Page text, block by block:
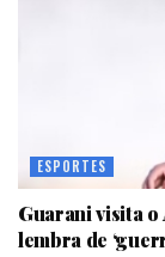
ESPORTES
Guarani visita o
lembra de